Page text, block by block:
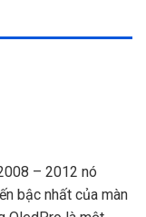
– 2012 nó
bậc nhất của màn